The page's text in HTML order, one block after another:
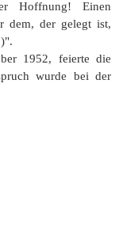
Hoffnung! Einen
dem, der gelegt ist,
1952, feierte die
wurde bei der